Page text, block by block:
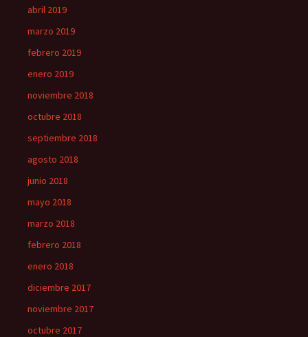
abril 2019
marzo 2019
febrero 2019
enero 2019
noviembre 2018
octubre 2018
septiembre 2018
agosto 2018
junio 2018
mayo 2018
marzo 2018
febrero 2018
enero 2018
diciembre 2017
noviembre 2017
octubre 2017